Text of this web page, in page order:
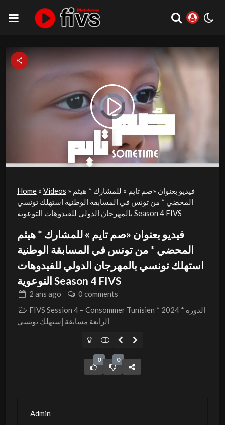
Video
Player
is
loading.
Play
Video
Home» Videos » فيديو بعنوان «صم تايم » للمشارك * هيثم
المحضي * من تونس في المسابقة الوطنية استهلك تونسي
بالمهرجان الدولي للفيدوهات التوعوية Season 4 FIVS
فيديو بعنوان «صم تايم » للمشارك * هيثم
المحضي * من تونس في المسابقة الوطنية
استهلك تونسي بالمهرجان الدولي للفيدوهات
التوعوية Season 4 FIVS
2 ans ago
0 comments
FIVS Session 4 – Consommer Tunisien * 2024 * الدورة
الرابعة مسابقة إستهلك تونسي
0 0
Admin